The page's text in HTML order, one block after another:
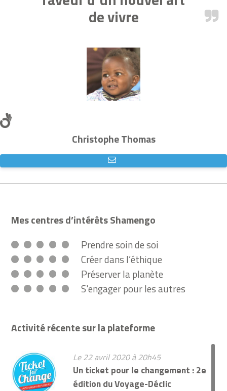
de vivre
Christophe Thomas
Mes centres d’intérêts Shamengo
Prendre soin de soi
Créer dans l’éthique
Préserver la planète
S'engager pour les autres
Activité récente sur la plateforme
Le 22 avril 2020 à 20h45
Un ticket pour le changement : 2e
édition du Voyage-Déclic